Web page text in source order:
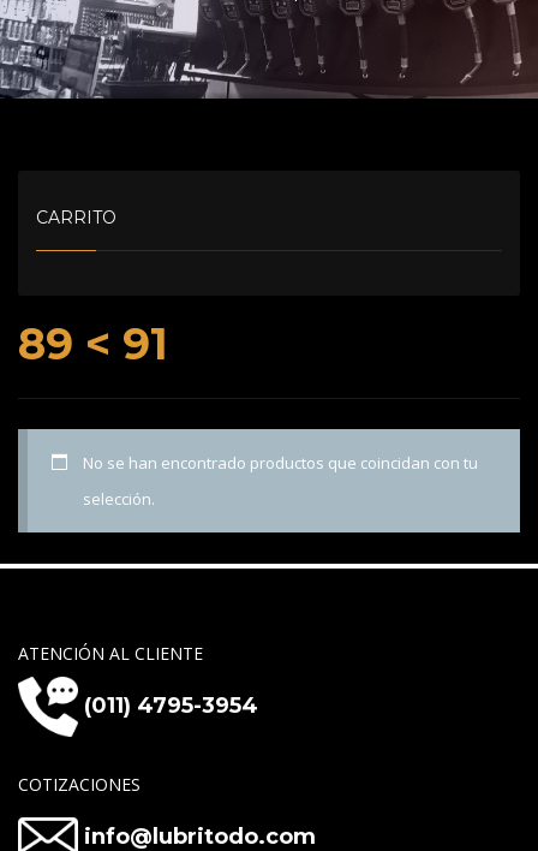
89 < 91
No se han encontrado productos que coincidan con tu
selección.
CARRITO
ATENCIÓN AL CLIENTE
(011) 4795-3954
COTIZACIONES
info@lubritodo.com